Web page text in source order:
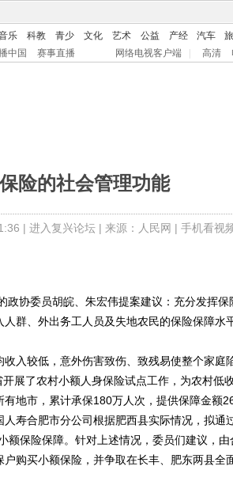
乐 科教 青少 文化 艺术 公益 产经 汽车
中国 赛事直播 网络电视客户端 高清
险的社会管理功能
| 进入复兴论坛| 来源：人民网 | 手机看视
协委员胡皖、朱宏伟提案建议：充分发挥保
群、外出务工人员及失地农民的保险保障水平
较低，意外伤害致伤、致残易使整个家庭
展了农村小额人身保险试点工作，为农村低
地市，累计承保180万人次，提供保障金额
寿合肥市分公司根据肥西县实际情况，拟通
额保险保障。针对上述情况，委员们建议，由
购买小额保险，并争取在长丰、肥东两县全